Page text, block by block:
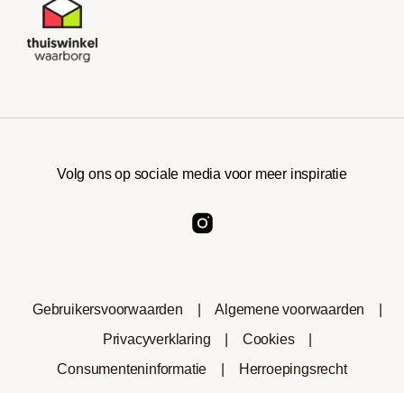
Volg ons op sociale media voor meer inspiratie
Gebruikersvoorwaarden Algemene voorwaarden
Privacyverklaring
Cookies
Consumenteninformatie
Herroepingsrecht